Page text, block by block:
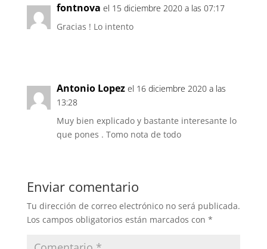
fontnova el 15 diciembre 2020 a las 07:17
Gracias ! Lo intento
Antonio Lopez el 16 diciembre 2020 a las
13:28
Muy bien explicado y bastante interesante lo
que pones . Tomo nota de todo
Enviar comentario
Tu dirección de correo electrónico no será publicada.
Los campos obligatorios están marcados con *